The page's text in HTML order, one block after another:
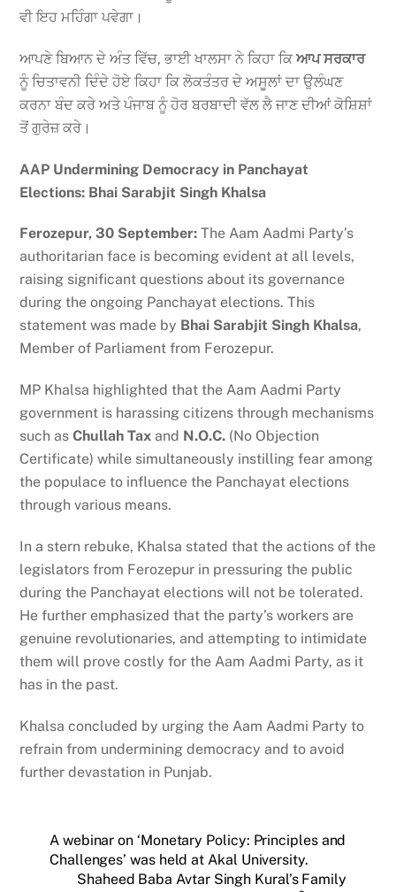
ਵੀ ਇਹ ਮਹਿੰਗਾ ਪਵੇਗਾ।
ਆਪਣੇ ਬਿਆਨ ਦੇ ਅੰਤ ਵਿੱਚ, ਭਾਈ ਖਾਲਸਾ ਨੇ ਕਿਹਾ ਕਿਆਪ ਸਰਕਾਰ
ਨੂੰ ਚਿਤਾਵਨੀ ਦਿੰਦੇ ਹੋਏ ਕਿਹਾ ਕਿ ਲੋਕਤੰਤਰ ਦੇ ਅਸੂਲਾਂ ਦਾ ਉਲੰਘਣ
ਕਰਨਾ ਬੰਦ ਕਰੇ ਅਤੇ ਪੰਜਾਬ ਨੂੰ ਹੋਰ ਬਰਬਾਦੀ ਵੱਲ ਲੈ ਜਾਣ ਦੀਆਂ ਕੋਸ਼ਿਸ਼ਾਂ
ਤੋਂ ਗੁਰੇਜ਼ ਕਰੇ।
AAP Undermining Democracy in Panchayat
Elections: Bhai Sarabjit Singh Khalsa
Ferozepur, 30 September: The Aam Aadmi Party’s
authoritarian face is becoming evident at all levels,
raising significant questions about its governance
during the ongoing Panchayat elections. This
statement was made by Bhai Sarabjit Singh Khalsa,
Member of Parliament from Ferozepur.
MP Khalsa highlighted that the Aam Aadmi Party
government is harassing citizens through mechanisms
such asChullah Tax and N.O.C. (No Objection
Certificate) while simultaneously instilling fear among
the populace to influence the Panchayat elections
through various means.
In a stern rebuke, Khalsa stated that the actions of the
legislators from Ferozepur in pressuring the public
during the Panchayat elections will not be tolerated.
He further emphasized that the party’s workers are
genuine revolutionaries, and attempting to intimidate
them will prove costly for the Aam Aadmi Party, as it
has in the past.
Khalsa concluded by urging the Aam Aadmi Party to
refrain from undermining democracy and to avoid
further devastation in Punjab.
A webinar on ‘Monetary Policy: Principles and
Challenges’ was held at Akal University.
Shaheed Baba Avtar Singh Kural’s Family